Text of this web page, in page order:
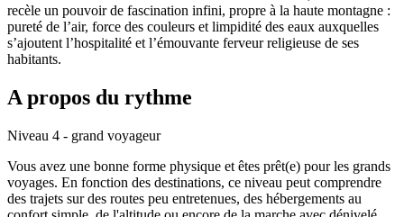
recèle un pouvoir de fascination infini, propre à la haute montagne :
pureté de l’air, force des couleurs et limpidité des eaux auxquelles
s’ajoutent l’hospitalité et l’émouvante ferveur religieuse de ses
habitants.
A propos du rythme
Niveau 4 - grand voyageur
Vous avez une bonne forme physique et êtes prêt(e) pour les grands
voyages. En fonction des destinations, ce niveau peut comprendre
des trajets sur des routes peu entretenues, des hébergements au